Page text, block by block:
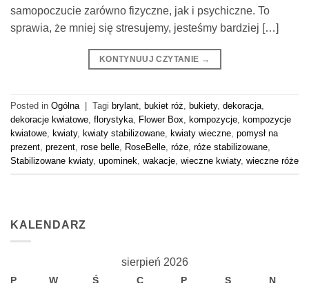
samopoczucie zarówno fizyczne, jak i psychiczne. To
sprawia, że mniej się stresujemy, jesteśmy bardziej […]
KONTYNUUJ CZYTANIE →
Posted in Ogólna Tagi brylant bukiet róż bukiety, dekoracja
dekoracje kwiatowe florystyka Flower Box kompozycje
kompozycje
kwiatowe
kwiaty, kwiaty stabilizowane kwiaty wieczne pomysł na
prezent prezent rose belle RoseBelle róże róże stabilizowane
Stabilizowane kwiaty, upominek wakacje wieczne kwiaty, wieczne róże
KALENDARZ
sierpień 2026
P W Ś C P S
N